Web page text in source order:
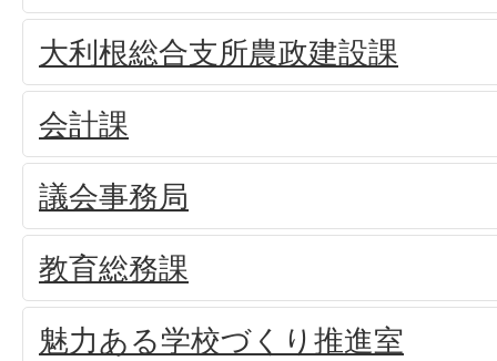
大利根総合支所農政建設課
会計課
議会事務局
教育総務課
魅力ある学校づくり推進室